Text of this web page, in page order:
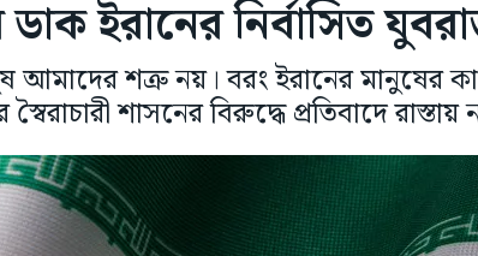
ইরানের নির্বাসিত
আমাদের শত্রু নয়। বরং ইরানের মানুষের
শাসনের বিরুদ্ধে প্রতিবাদে রাস্তায়